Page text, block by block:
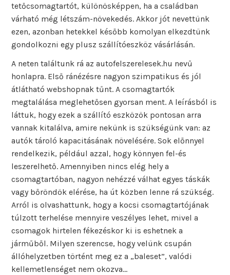
tetőcsomagtartót, különösképpen, ha a családban
várható még létszám-növekedés. Akkor jót nevettünk
ezen, azonban hetekkel később komolyan elkezdtünk
gondolkozni egy plusz szállítóeszköz vásárlásán.
A neten találtunk rá az autofelszerelesek.hu nevű
honlapra. Első ránézésre nagyon szimpatikus és jól
átlátható webshopnak tűnt. A csomagtartók
megtalálása meglehetősen gyorsan ment. A leírásból is
láttuk, hogy ezek a szállító eszközök pontosan arra
vannak kitalálva, amire nekünk is szükségünk van: az
autók tároló kapacitásának növelésére. Sok előnnyel
rendelkezik, például azzal, hogy könnyen fel-és
leszerelhető. Amennyiben nincs elég hely a
csomagtartóban, nagyon nehézzé válhat egyes táskák
vagy bőröndök elérése, ha út közben lenne rá szükség.
Arról is olvashattunk, hogy a kocsi csomagtartójának
túlzott terhelése mennyire veszélyes lehet, mivel a
csomagok hirtelen fékezéskor ki is eshetnek a
járműből. Milyen szerencse, hogy velünk csupán
állóhelyzetben történt meg ez a „baleset”, valódi
kellemetlenséget nem okozva…